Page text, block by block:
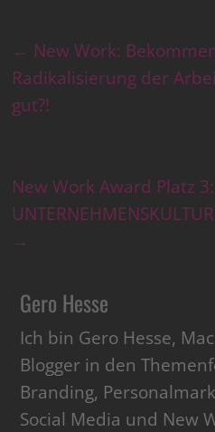
← New Work:
Radikalisierung der
gut?!
New Work Award Platz
→
Gero Hesse
Ich bin Gero Hesse,
Blogger in den
Branding,
Social Media und New